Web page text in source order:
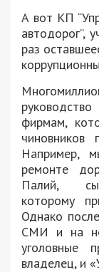
А вот КП
автодорог”,
раз
фирмам,
чиновников
Например,
ремонте
Палий,
которому
Однако
СМИ и на
уголовные
владелец, и